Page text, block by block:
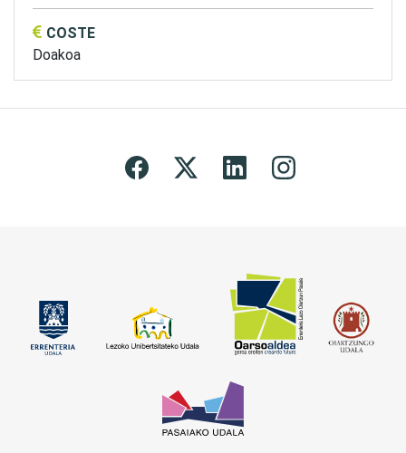
COSTE
Doakoa